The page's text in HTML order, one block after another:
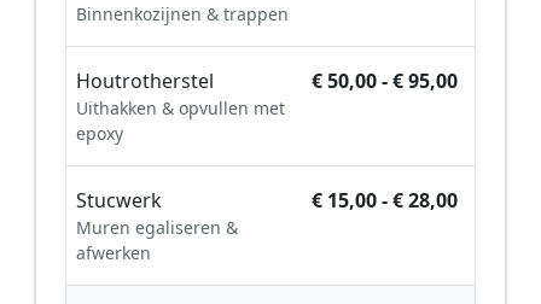
Binnenkozijnen & trappen
Houtrotherstel
Uithakken & opvullen met
epoxy
€ 50,00 - € 95,00
Stucwerk
Muren egaliseren &
afwerken
€ 15,00 - € 28,00